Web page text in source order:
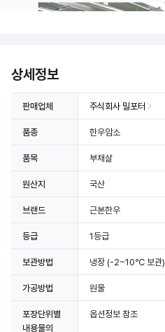
상세정보
판매업체 주식회사 밀포터
품종 한우암소
품목 부채살
원산지 국산
브랜드 근본한우
등급 1등급
보관방법 냉장 (-2~10℃ 보관)
가공방법 원물
포장단위별
내용물의
옵션정보 참조